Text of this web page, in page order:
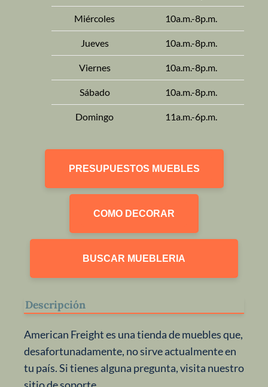
Miércoles 10a.m.-8p.m.
Jueves 10a.m.-8p.m.
Viernes 10a.m.-8p.m.
Sábado 10a.m.-8p.m.
Domingo 11a.m.-6p.m.
PRESUPUESTOS MUEBLES
COMO DECORAR
BUSCAR MUEBLERIA
Descripción
American Freight es una tienda de muebles que,
desafortunadamente, no sirve actualmente en
tu país. Si tienes alguna pregunta, visita nuestro